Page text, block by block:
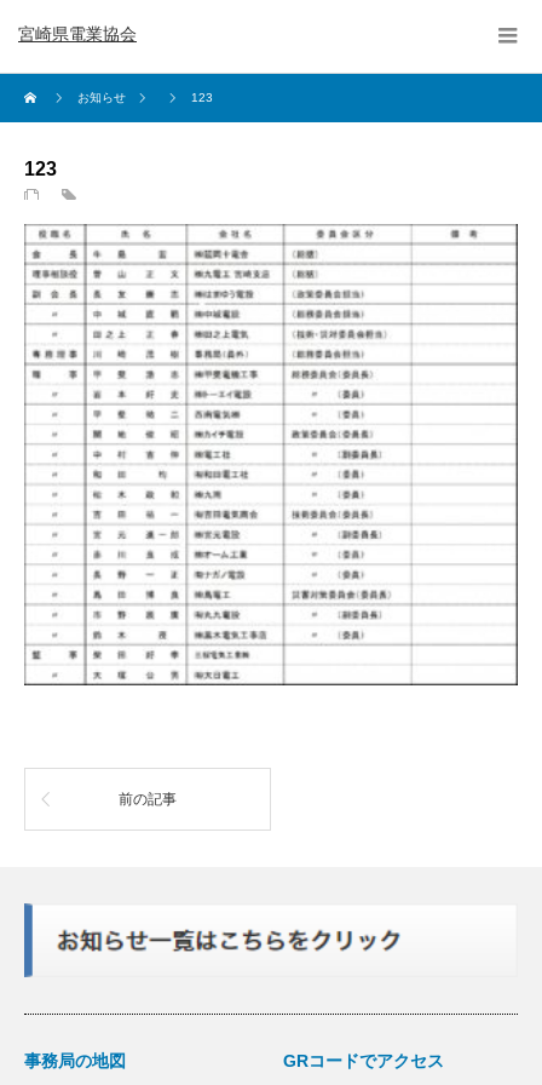
宮崎県電業協会
お知らせ 123
123
前の記事
事務局の地図 GRコードでアクセス